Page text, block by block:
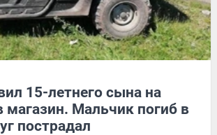
15-летнего сына на
магазин. Мальчик погиб в
пострадал